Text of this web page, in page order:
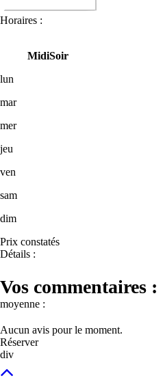
Horaires :
MidiSoir
lun
mar
mer
jeu
ven
sam
dim
Prix constatés
Détails :
Vos commentaires :
moyenne :
Aucun avis pour le moment.
Réserver
div